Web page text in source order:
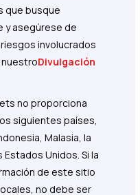
que busque
y asegúrese de
involucrados
nuestroDivulgación
no proporciona
siguientes países,
Malasia, la
Estados Unidos. Si la
de este sitio
no debe ser